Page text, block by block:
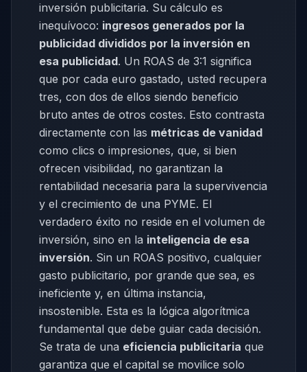
inversión publicitaria. Su cálculo es
inequívoco: ingresos generados por la
publicidad divididos por la inversión en
esa publicidad. Un ROAS de 3:1 significa
que por cada euro gastado, usted recupera
tres, con dos de ellos siendo beneficio
bruto antes de otros costes. Esto contrasta
directamente con las métricas de vanidad
como clics o impresiones, que, si bien
ofrecen visibilidad, no garantizan la
rentabilidad necesaria para la supervivencia
y el crecimiento de una PYME. El
verdadero éxito no reside en el volumen de
inversión, sino en la inteligencia de esa
inversión. Sin un ROAS positivo, cualquier
gasto publicitario, por grande que sea, es
ineficiente y, en última instancia,
insostenible. Esta es la lógica algorítmica
fundamental que debe guiar cada decisión.
Se trata de una eficiencia publicitaria que
garantiza que el capital se movilice solo